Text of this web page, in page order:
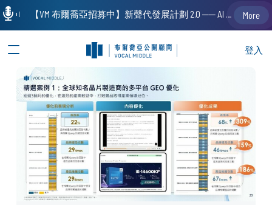
登入
【VM 布爾喬亞招募中】新聲代發展計劃 2.0 ── AI PR 人才加速養成計劃（歡迎「應屆畢業生」、「一年以下相關 / 三年以下非相關經驗工作者」申請加入） More